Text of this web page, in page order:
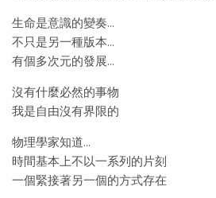
生命是意識的變奏…
不只是另一種版本…
有個多次元的發展…
沒有什麼必然的事物
我是自由沒有界限的
物理學家知道…
時間基本上不以一系列的片刻
一個緊接著另一個的方式存在